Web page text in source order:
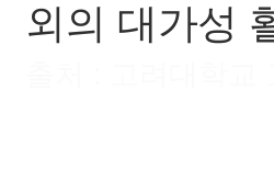
외의 대가성